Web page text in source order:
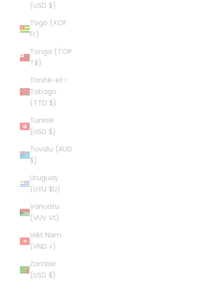
(USD $)
Togo (XOF
Fr)
Tonga (TOP
T$)
Trinité-et-
Tobago
(TTD $)
Tunisie
(USD $)
Tuvalu (AUD
$)
Uruguay
(UYU $U)
Vanuatu
(VUV Vt)
Viêt Nam
(VND ₫)
Zambie
(USD $)